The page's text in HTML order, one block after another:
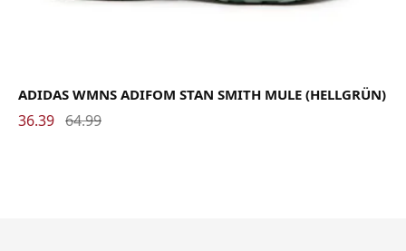
ADIDAS WMNS ADIFOM STAN SMITH MULE (HELLGRÜN)
36.39 64.99